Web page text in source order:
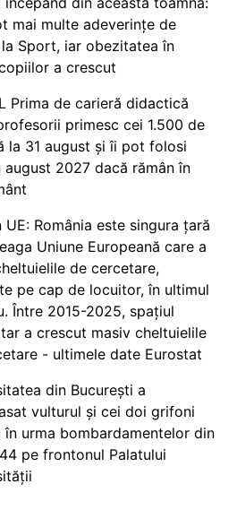
mai multe adeverințe de
Sport, iar obezitatea în
a crescut
Prima de carieră didactică
primesc cei 1.500 de
la 31 august și îi pot folosi
august 2027 dacă rămân în
UE: România este singura țară
Uniune Europeană care a
de cercetare,
pe cap de locuitor, în ultimul
Între 2015-2025, spațiul
a crescut masiv cheltuielile
- ultimele date Eurostat
din București a
vulturul și cei doi grifoni
în urma bombardamentelor din
pe frontonul Palatului